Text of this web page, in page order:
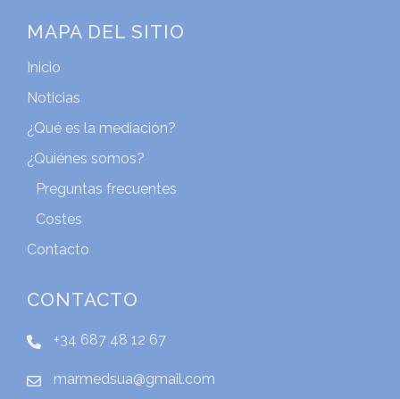
MAPA DEL SITIO
Inicio
Noticias
¿Qué es la mediación?
¿Quiénes somos?
Preguntas frecuentes
Costes
Contacto
CONTACTO
+34 687 48 12 67
marmedsua@gmail.com